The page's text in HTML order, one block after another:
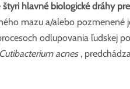
štyri hlavné biologické dráhy
mazu a/alebo pozmenené
odlupovania ľudskej
Cutibacterium acnes ,